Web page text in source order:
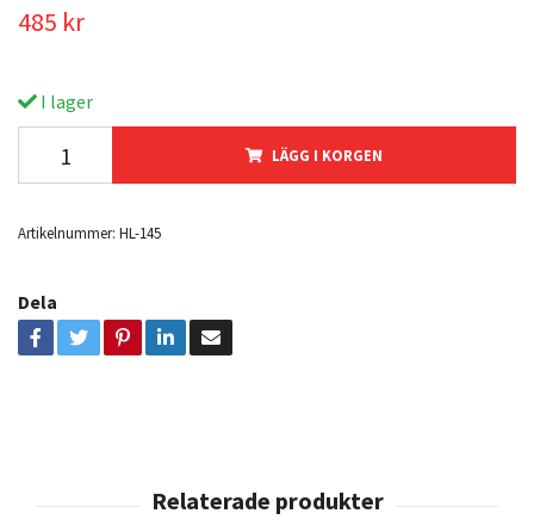
485 kr
I lager
LÄGG I KORGEN
Artikelnummer: HL-145
Dela